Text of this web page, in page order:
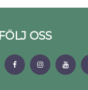
FÖLJ OSS